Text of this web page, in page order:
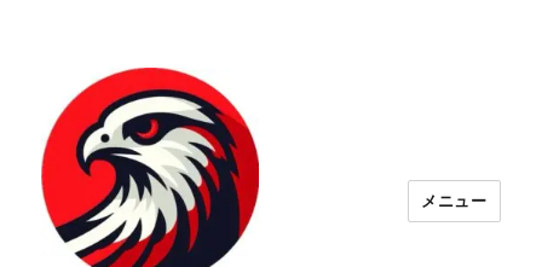
メニュー